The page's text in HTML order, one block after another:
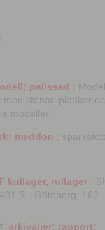
palissad
;
stenar, plankor
modeller.
meddon ;
kullager, rullager ;
S.- Göteborg, 162
arkivalier; rapport;